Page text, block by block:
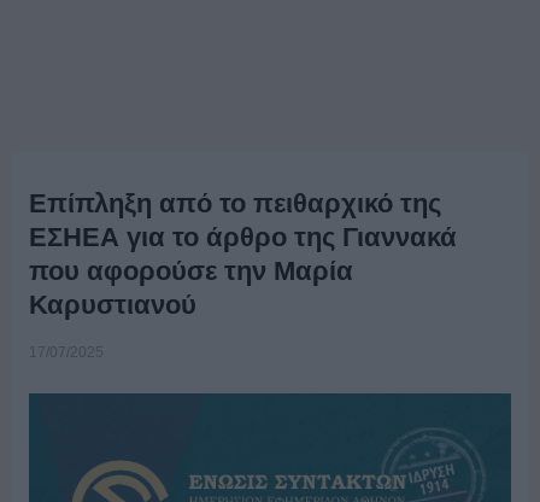
Επίπληξη από το πειθαρχικό της
ΕΣΗΕΑ για το άρθρο της Γιαννακά
που αφορούσε την Μαρία
Καρυστιανού
17/07/2025